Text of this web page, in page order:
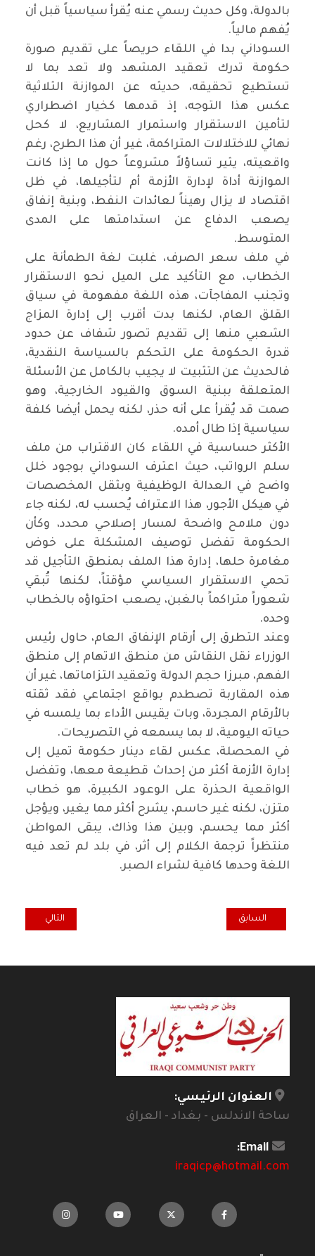
بالدولة، وكل حديث رسمي عنه يُقرأ سياسياً قبل أن
يُفهم مالياً.
‏السوداني بدا في اللقاء حريصاً على تقديم صورة
حكومة تدرك تعقيد المشهد ولا تعد بما لا
تستطيع تحقيقه، حديثه عن الموازنة الثلاثية
عكس هذا التوجه، إذ قدمها كخيار اضطراري
لتأمين الاستقرار واستمرار المشاريع، لا كحل
نهائي للاختلالات المتراكمة، غير أن هذا الطرح، رغم
واقعيته، يثير تساؤلاً مشروعاً حول ما إذا كانت
الموازنة أداة لإدارة الأزمة أم لتأجيلها، في ظل
اقتصاد لا يزال رهيناً لعائدات النفط، وبنية إنفاق
يصعب الدفاع عن استدامتها على المدى
المتوسط.
‏في ملف سعر الصرف، غلبت لغة الطمأنة على
الخطاب، مع التأكيد على الميل نحو الاستقرار
وتجنب المفاجآت، هذه اللغة مفهومة في سياق
القلق العام، لكنها بدت أقرب إلى إدارة المزاج
الشعبي منها إلى تقديم تصور شفاف عن حدود
قدرة الحكومة على التحكم بالسياسة النقدية،
فالحديث عن التثبيت لا يجيب بالكامل عن الأسئلة
المتعلقة ببنية السوق والقيود الخارجية، وهو
صمت قد يُقرأ على أنه حذر، لكنه يحمل أيضا كلفة
سياسية إذا طال أمده.
‏الأكثر حساسية في اللقاء كان الاقتراب من ملف
سلم الرواتب، حيث اعترف السوداني بوجود خلل
واضح في العدالة الوظيفية وبثقل المخصصات
في هيكل الأجور، هذا الاعتراف يُحسب له، لكنه جاء
دون ملامح واضحة لمسار إصلاحي محدد، وكأن
الحكومة تفضل توصيف المشكلة على خوض
مغامرة حلها، إدارة هذا الملف بمنطق التأجيل قد
تحمي الاستقرار السياسي مؤقتاً، لكنها تُبقي
شعوراً متراكماً بالغبن، يصعب احتواؤه بالخطاب
وحده.
‏وعند التطرق إلى أرقام الإنفاق العام، حاول رئيس
الوزراء نقل النقاش من منطق الاتهام إلى منطق
الفهم، مبرزا حجم الدولة وتعقيد التزاماتها، غير أن
هذه المقاربة تصطدم بواقع اجتماعي فقد ثقته
بالأرقام المجردة، وبات يقيس الأداء بما يلمسه في
حياته اليومية، لا بما يسمعه في التصريحات.
‏في المحصلة، عكس لقاء دينار حكومة تميل إلى
إدارة الأزمة أكثر من إحداث قطيعة معها، وتفضل
الواقعية الحذرة على الوعود الكبيرة، هو خطاب
متزن، لكنه غير حاسم، يشرح أكثر مما يغير، ويؤجل
أكثر مما يحسم، وبين هذا وذاك، يبقى المواطن
منتظراً ترجمة الكلام إلى أثر، في بلد لم تعد فيه
اللغة وحدها كافية لشراء الصبر.
المقال السابق: الحب في ظل الرأسمالية: عندما تتحول المشاعر إلى
السابق المقال التالي:
التالي
العنوان الرئيسي:
ساحة الاندلس - بغداد - العراق
Email:
iraqicp@hotmail.com